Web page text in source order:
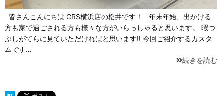
皆さんこんにちは CRS横浜店の松井です！ 年末年始、出かける
方も家で過ごされる方も様々な方がいらっしゃると思います。 暇つ
ぶしがてらに見ていただければと思います‼ 今回ご紹介するカスタ
ムです…
続きを読む